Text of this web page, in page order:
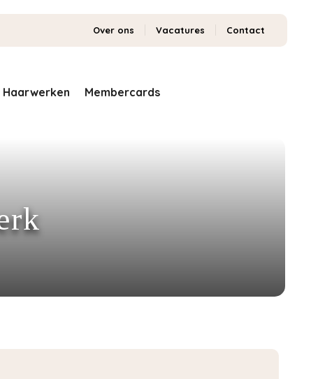
Over ons Vacatures Contact
Haarwerken Membercards